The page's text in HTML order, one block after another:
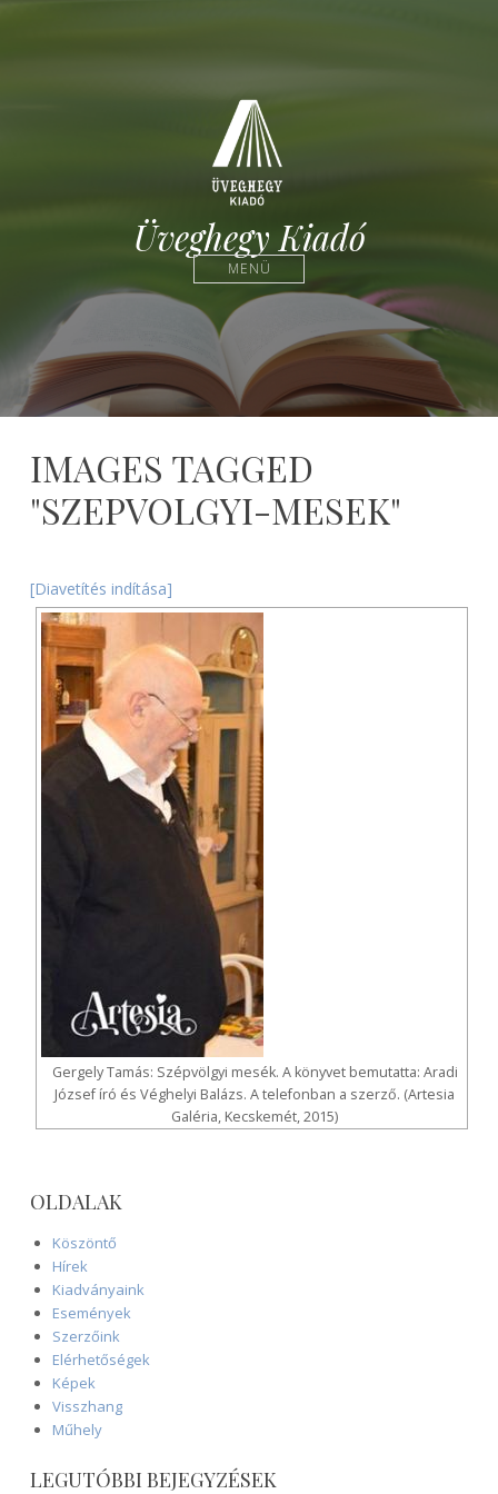
Üveghegy Kiadó
MENÜ
IMAGES TAGGED
"SZEPVOLGYI-MESEK"
08-
08
[Diavetítés indítása]
Gergely Tamás: Szépvölgyi mesék. A könyvet bemutatta: Aradi
József író és Véghelyi Balázs. A telefonban a szerző. (Artesia
Galéria, Kecskemét, 2015)
OLDALAK
Köszöntő
Hírek
Kiadványaink
Események
Szerzőink
Elérhetőségek
Képek
Visszhang
Műhely
LEGUTÓBBI BEJEGYZÉSEK